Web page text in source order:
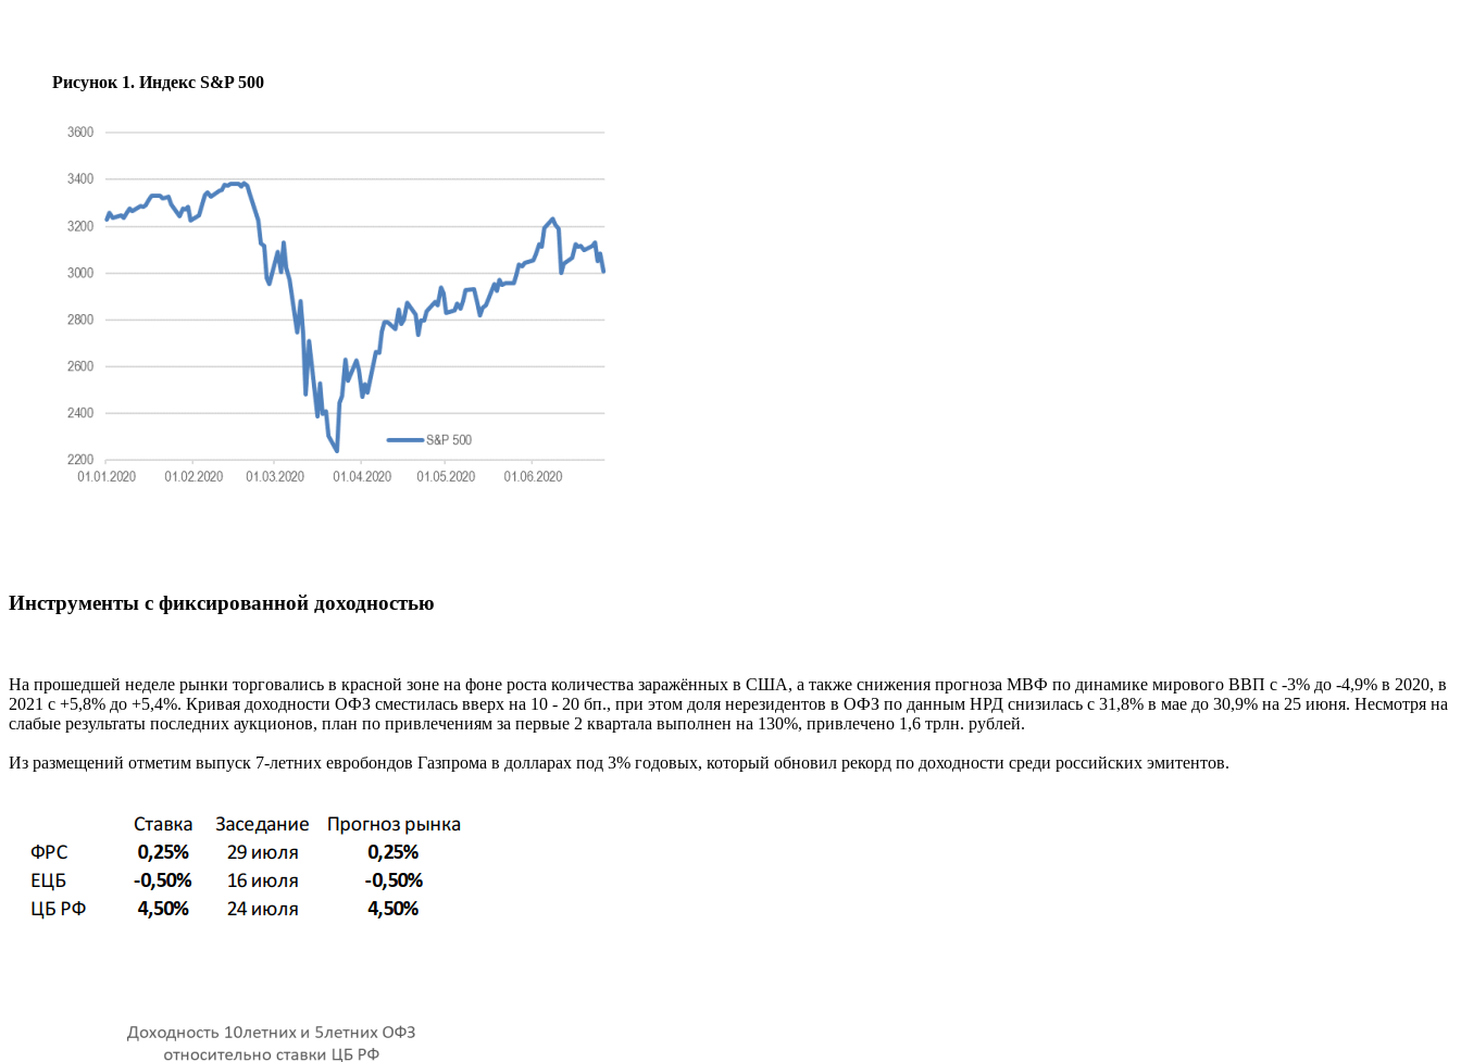
Рисунок 1. Индекс S&P 500
Инструменты с фиксированной доходностью
На прошедшей неделе рынки торговались в красной зоне на фоне роста количества заражённых в США, а также снижения прогноза МВФ по динамике мирового ВВП с -3% до -4,9% в 2020, в
2021 с +5,8% до +5,4%. Кривая доходности ОФЗ сместилась вверх на 10 - 20 бп., при этом доля нерезидентов в ОФЗ по данным НРД снизилась с 31,8% в мае до 30,9% на 25 июня. Несмотря на
слабые результаты последних аукционов, план по привлечениям за первые 2 квартала выполнен на 130%, привлечено 1,6 трлн. рублей.
Из размещений отметим выпуск 7-летних евробондов Газпрома в долларах под 3% годовых, который обновил рекорд по доходности среди российских эмитентов.